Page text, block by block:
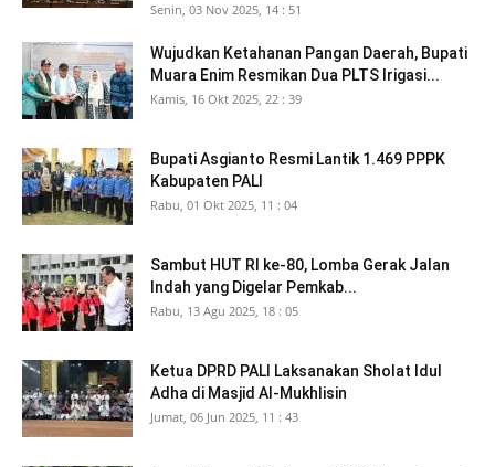
Senin, 03 Nov 2025, 14 : 51
Wujudkan Ketahanan Pangan Daerah, Bupati
Muara Enim Resmikan Dua PLTS Irigasi...
Kamis, 16 Okt 2025, 22 : 39
Bupati Asgianto Resmi Lantik 1.469 PPPK
Kabupaten PALI
Rabu, 01 Okt 2025, 11 : 04
Sambut HUT RI ke-80, Lomba Gerak Jalan
Indah yang Digelar Pemkab...
Rabu, 13 Agu 2025, 18 : 05
Ketua DPRD PALI Laksanakan Sholat Idul
Adha di Masjid Al-Mukhlisin
Jumat, 06 Jun 2025, 11 : 43